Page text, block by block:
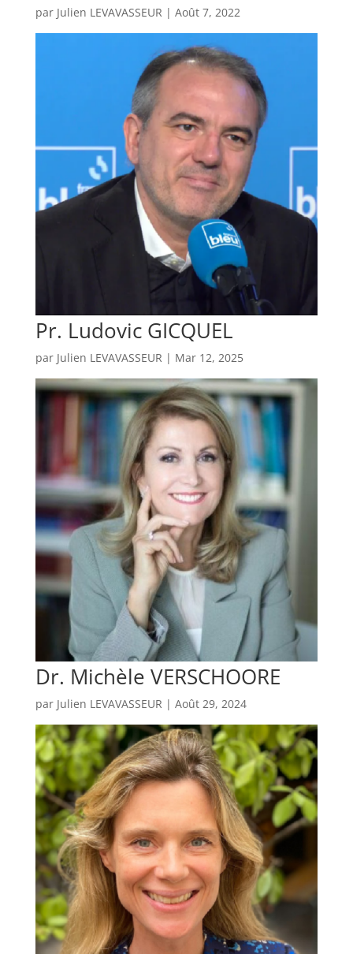
par Julien LEVAVASSEUR | Août 7, 2022
Pr. Ludovic GICQUEL
par Julien LEVAVASSEUR | Mar 12, 2025
Dr. Michèle VERSCHOORE
par Julien LEVAVASSEUR | Août 29, 2024